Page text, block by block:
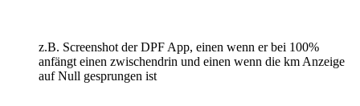
z.B. Screenshot der DPF App, einen wenn er bei 100%
anfängt einen zwischendrin und einen wenn die km Anzeige
auf Null gesprungen ist